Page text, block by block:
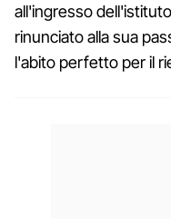
all'ingresso
rinunciato alla sua
l'abito perfetto per il